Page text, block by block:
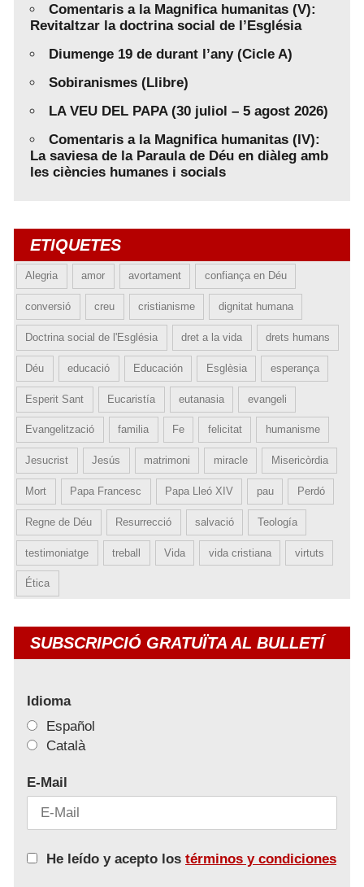
Comentaris a la Magnifica humanitas (V):
Revitaltzar la doctrina social de l’Església
Diumenge 19 de durant l’any (Cicle A)
Sobiranismes (Llibre)
LA VEU DEL PAPA (30 juliol – 5 agost 2026)
Comentaris a la Magnifica humanitas (IV):
La saviesa de la Paraula de Déu en diàleg amb
les ciències humanes i socials
ETIQUETES
Alegria amor avortament confiança en Déu
conversió creu cristianisme dignitat humana
Doctrina social de l'Església dret a la vida drets humans
Déu educació Educación Esglèsia esperança
Esperit Sant Eucaristía eutanasia evangeli
Evangelització familia Fe felicitat humanisme
Jesucrist Jesús matrimoni miracle Misericòrdia
Mort Papa Francesc Papa Lleó XIV pau Perdó
Regne de Déu Resurrecció salvació Teología
testimoniatge treball Vida vida cristiana virtuts
Ética
SUBSCRIPCIÓ GRATUÏTA AL BULLETÍ
Idioma
Español
Català
E-Mail
He leído y acepto los términos y condiciones